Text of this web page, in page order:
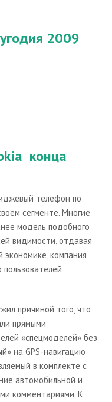
2009
конца
телефон по
сегменте. Многие
модель подобного
видимости, отдавая
экономике, компания
причиной того, что
прямыми
«спецмоделей» без
на GPS-навигацию
в комплекте с
автомобильной и
комментариями. К